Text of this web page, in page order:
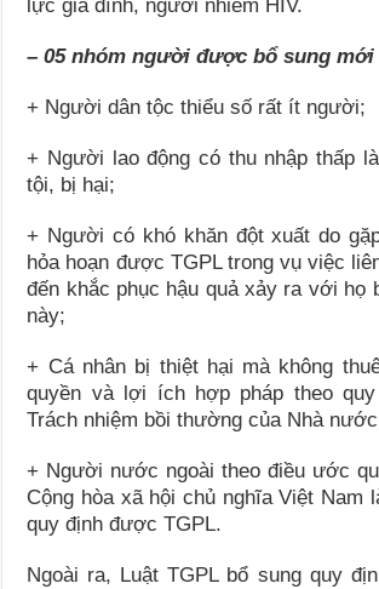
lực gia đình, người nhiễm HIV.
– 05 nhóm người được bổ sung mới
+ Người dân tộc thiểu số rất ít người;
+ Người lao động có thu nhập thấp
tội, bị hại;
+ Người có khó khăn đột xuất do
hỏa hoạn được TGPL trong vụ việc
đến khắc phục hậu quả xảy ra với họ
này;
+ Cá nhân bị thiệt hại mà không
quyền và lợi ích hợp pháp theo
Trách nhiệm bồi thường của Nhà
+ Người nước ngoài theo điều ước
Cộng hòa xã hội chủ nghĩa Việt Nam
quy định được TGPL.
Ngoài ra, Luật TGPL bổ sung quy